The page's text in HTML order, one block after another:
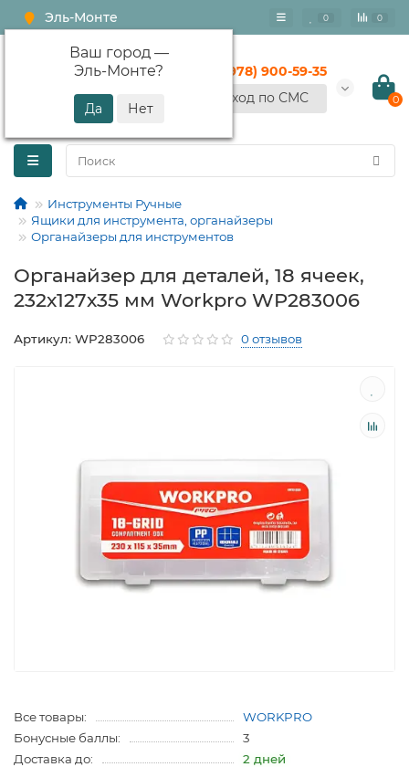
Эль-Монте
Ваш город —
Эль-Монте?
0 0
+7 (978) 900-59-35
Вход по СМС
0
Инструменты Ручные
Ящики для инструмента, органайзеры
Органайзеры для инструментов
Органайзер для деталей, 18 ячеек,
232х127х35 мм Workpro WP283006
Артикул: WP283006 0 отзывов
Все товары:
WORKPRO
Бонусные баллы:
3
Доставка до:
2 дней